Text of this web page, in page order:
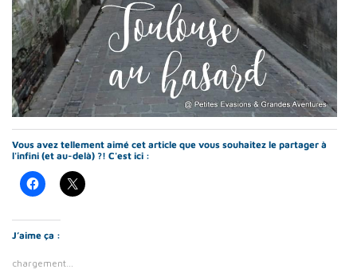
Vous avez tellement aimé cet article que vous souhaitez le partager à
l'infini (et au-delà) ?! C'est ici :
J’aime ça :
chargement…